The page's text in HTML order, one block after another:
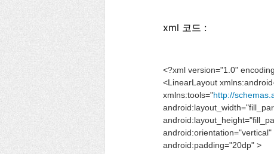
xml 코드 :
<?xml version="1.0"
<LinearLayout
xmlns:tools="http://
android:orientation="vertical"
android:padding="20dp" >